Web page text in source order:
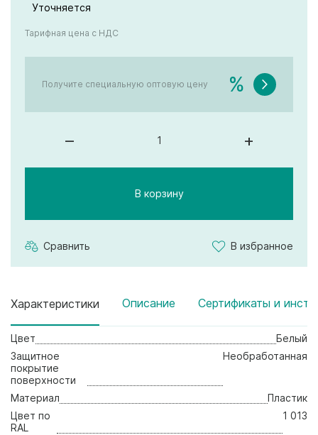
Уточняется
Тарифная цена с НДС
Получите специальную оптовую цену %
– +
В корзину
Сравнить В избранное
Характеристики Описание Сертификаты и
Цвет
Белый
Защитное
покрытие
поверхности
Необработанная
Материал
Пластик
Цвет по
RAL
1 013